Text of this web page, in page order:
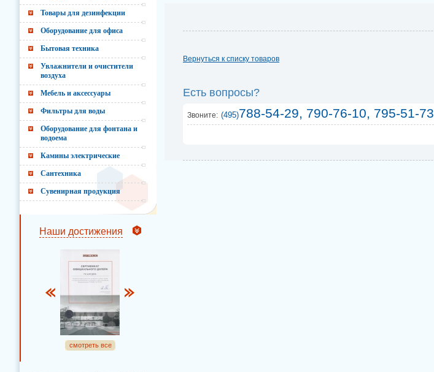
Вернуться к списку товаров
Есть вопросы?
Звоните: (495)788-54-29, 790-76-10, 795-51-73
Товары для дезинфекции
Оборудование для офиса
Бытовая техника
Увлажнители и очистители
воздуха
Мебель и аксессуары
Фильтры для воды
Оборудование для фонтана и
водоема
Камины электрические
Сантехника
Сувенирная продукция
Наши достижения
смотреть все